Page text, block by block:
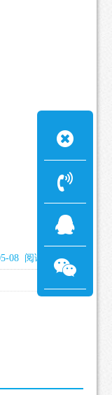
08 阅读：1434次